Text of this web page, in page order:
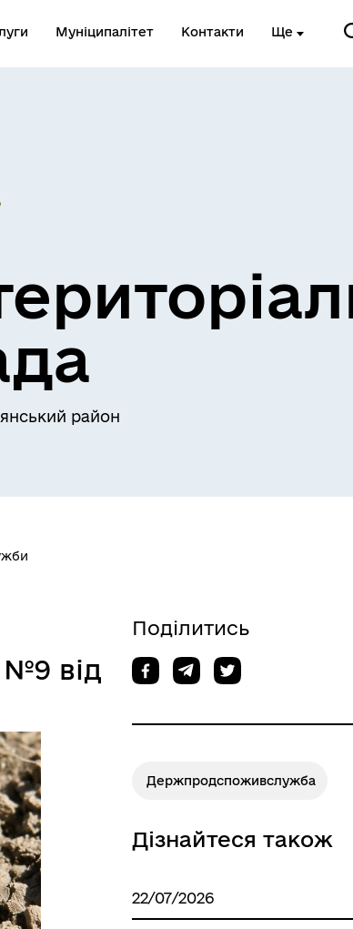
Муніципалітет Контакти Ще
військових громади
Роздільна
район
№9 від
Поділитись
Держпродспоживслужба
Дізнайтеся також
22/07/2026